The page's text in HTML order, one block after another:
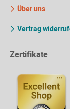
Über uns
Vertrag
Zertifikate